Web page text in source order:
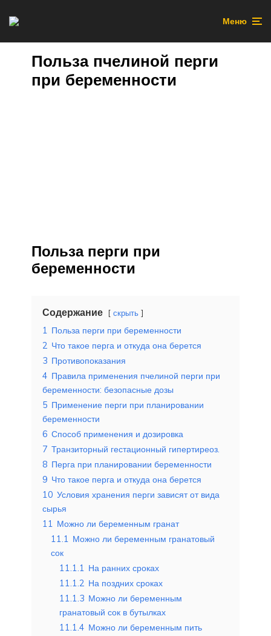
Меню
Польза пчелиной перги
при беременности
Польза перги при
беременности
Содержание скрыть
1 Польза перги при беременности
2 Что такое перга и откуда она берется
3 Противопоказания
4 Правила применения пчелиной перги при
беременности: безопасные дозы
5 Применение перги при планировании
беременности
6 Способ применения и дозировка
7 Транзиторный гестационный гипертиреоз.
8 Перга при планировании беременности
9 Что такое перга и откуда она берется
10 Условия хранения перги зависят от вида
сырья
11 Можно ли беременным гранат
11.1 Можно ли беременным гранатовый
сок
11.1.1 На ранних сроках
11.1.2 На поздних сроках
11.1.3 Можно ли беременным
гранатовый сок в бутылках
11.1.4 Можно ли беременным пить